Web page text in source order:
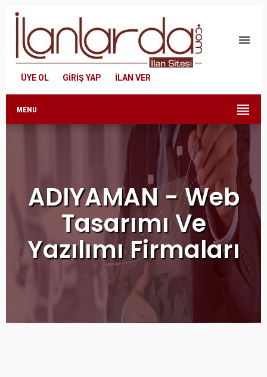
menu
ÜYE OL GİRİŞ YAP İLAN VER
MENU
ADIYAMAN - Web
Tasarımı Ve
Yazılımı Firmaları